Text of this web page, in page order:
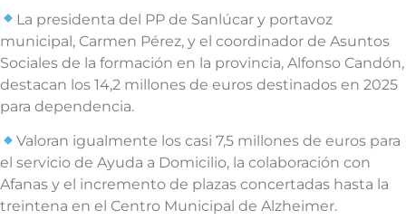
La presidenta del PP de Sanlúcar y portavoz
municipal, Carmen Pérez, y el coordinador de Asuntos
Sociales de la formación en la provincia, Alfonso Candón,
destacan los 14,2 millones de euros destinados en 2025
para dependencia.
Valoran igualmente los casi 7,5 millones de euros para
el servicio de Ayuda a Domicilio, la colaboración con
Afanas y el incremento de plazas concertadas hasta la
treintena en el Centro Municipal de Alzheimer.